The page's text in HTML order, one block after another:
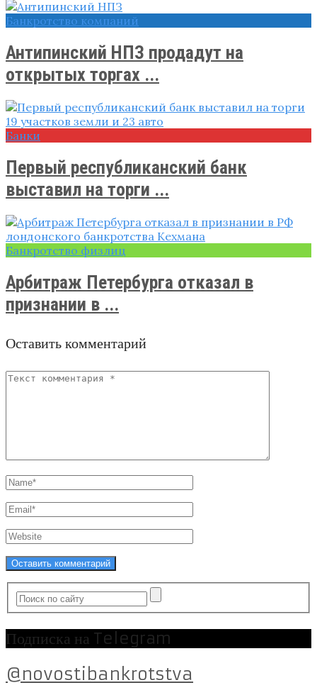
Банкротство компаний
Антипинский НПЗ продадут на
открытых торгах ...
Банки
Первый республиканский банк
выставил на торги ...
Банкротство физлиц
Арбитраж Петербурга отказал в
признании в ...
Оставить комментарий
Подписка на Telegram
@novostibankrotstva